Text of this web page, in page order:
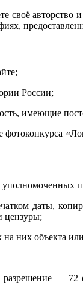
своё
России;
имеющие
даты,
цензуры;
объекта
— 72